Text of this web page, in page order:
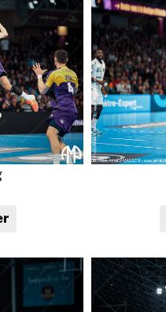
de sport au